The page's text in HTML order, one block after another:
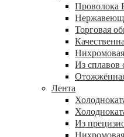
Проволока
Торговая
Нихромовая
Из сплавов
Лента
Из
Нихромовая